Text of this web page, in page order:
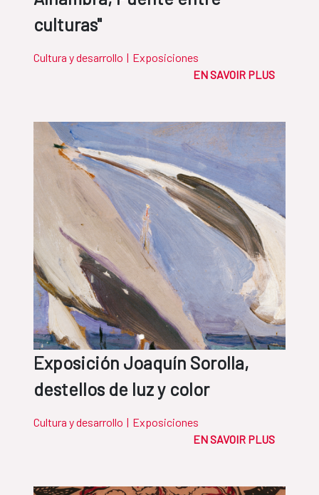
culturas"
Cultura y desarrollo | Exposiciones
EN SAVOIR PLUS
Exposición Joaquín Sorolla,
destellos de luz y color
Cultura y desarrollo | Exposiciones
EN SAVOIR PLUS